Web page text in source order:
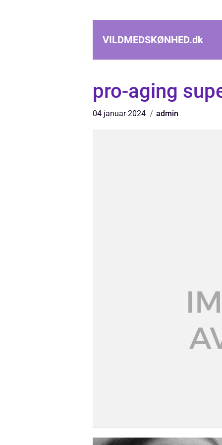
VILDMEDSKØNHED.dk
pro-aging
04 januar 2024 admin